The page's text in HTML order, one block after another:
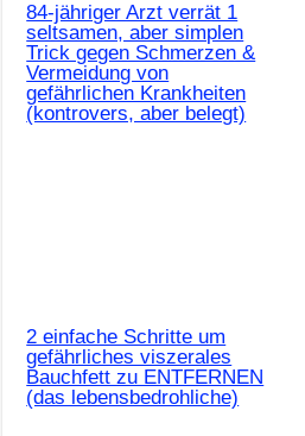
84-jähriger Arzt verrät 1
seltsamen, aber simplen
Trick gegen Schmerzen &
Vermeidung von
gefährlichen Krankheiten
(kontrovers, aber belegt)
2 einfache Schritte um
gefährliches viszerales
Bauchfett zu ENTFERNEN
(das lebensbedrohliche)